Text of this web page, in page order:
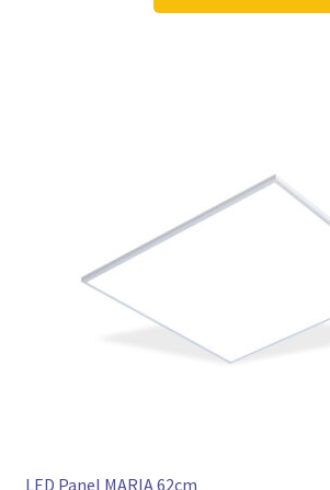
106,98 €79,97
LED Panel MARIA 62cm